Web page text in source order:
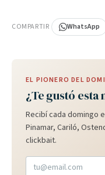
COMPARTIR WhatsApp
EL PIONERO DEL
¿Te gustó esta
Recibí cada domingo
Pinamar, Cariló,
clickbait.